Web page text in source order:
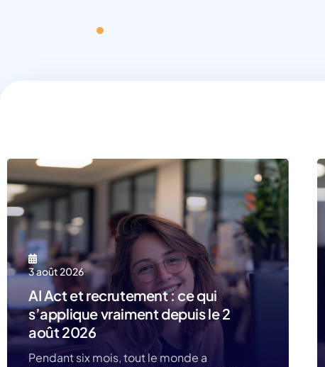
3 août 2026
AI Act et recrutement : ce qui
s’applique vraiment depuis le 2
août 2026
Pendant six mois, tout le monde a